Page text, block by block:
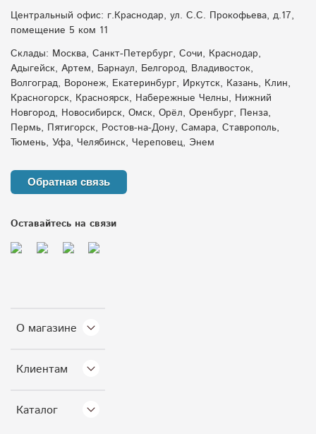
О магазине
Клиентам
Каталог
Центральный офис: г.Краснодар, ул. С.С. Прокофьева, д.17,
помещение 5 ком 11
Склады: Москва, Санкт-Петербург, Сочи, Краснодар,
Адыгейск, Артем, Барнаул, Белгород, Владивосток,
Волгоград, Воронеж, Екатеринбург, Иркутск, Казань, Клин,
Красногорск, Красноярск, Набережные Челны, Нижний
Новгород, Новосибирск, Омск, Орёл, Оренбург, Пенза,
Пермь, Пятигорск, Ростов-на-Дону, Самара, Ставрополь,
Тюмень, Уфа, Челябинск, Череповец, Энем
Обратная связь
Оставайтесь на связи